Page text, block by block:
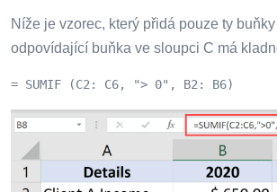
Níže je vzorec, který přidá pouze ty
odpovídající buňka ve sloupci C má
= SUMIF (C2: C6, "> 0", B2: B6)